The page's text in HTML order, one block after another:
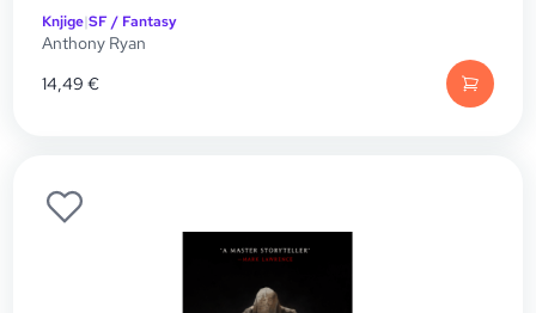
Knjige|SF / Fantasy
Anthony Ryan
14,49€